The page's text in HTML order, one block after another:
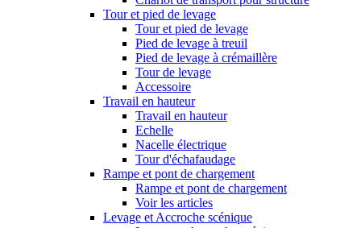
Tour et pied de levage
Tour et pied de levage
Pied de levage à treuil
Pied de levage à crémaillère
Tour de levage
Accessoire
Travail en hauteur
Travail en hauteur
Echelle
Nacelle électrique
Tour d'échafaudage
Rampe et pont de chargement
Rampe et pont de chargement
Voir les articles
Levage et Accroche scénique